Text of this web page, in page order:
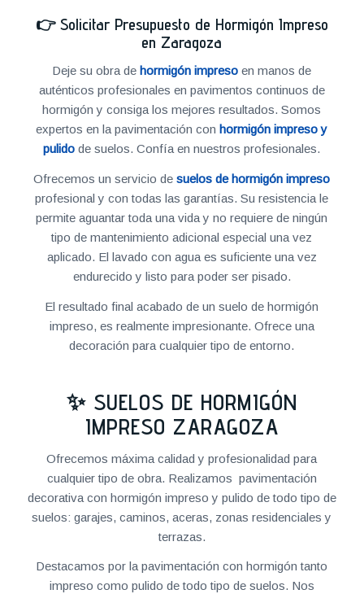
👉 Solicitar Presupuesto de Hormigón Impreso
en Zaragoza
Deje su obra dehormigón impreso en manos de
auténticos profesionales en pavimentos continuos de
hormigón y consiga los mejores resultados. Somos
expertos en la pavimentación conhormigón impreso y
pulido de suelos. Confía en nuestros profesionales.
Ofrecemos un servicio desuelos de hormigón impreso
profesional y con todas las garantías. Su resistencia le
permite aguantar toda una vida y no requiere de ningún
tipo de mantenimiento adicional especial una vez
aplicado. El lavado con agua es suficiente una vez
endurecido y listo para poder ser pisado.
El resultado final acabado de un suelo de hormigón
impreso, es realmente impresionante. Ofrece una
decoración para cualquier tipo de entorno.
✨ SUELOS DE HORMIGÓN
IMPRESO ZARAGOZA
Ofrecemos máxima calidad y profesionalidad para
cualquier tipo de obra. Realizamos pavimentación
decorativa con hormigón impreso y pulido de todo tipo de
suelos: garajes, caminos, aceras, zonas residenciales y
terrazas.
Destacamos por la pavimentación con hormigón tanto
impreso como pulido de todo tipo de suelos. Nos